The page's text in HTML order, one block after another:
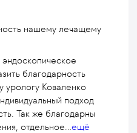
нашему лечащему
благодарность
Коваленко
подход
Так же благодарны
отдельное...ещё